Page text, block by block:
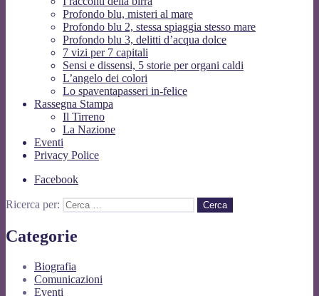
Profondo blu, misteri al mare
Profondo blu 2, stessa spiaggia stesso mare
Profondo blu 3, delitti d’acqua dolce
7 vizi per 7 capitali
Sensi e dissensi, 5 storie per organi caldi
L’angelo dei colori
Lo spaventapasseri in-felice
Rassegna Stampa
Il Tirreno
La Nazione
Eventi
Privacy Police
Facebook
Ricerca per:
Categorie
Biografia
Comunicazioni
Eventi